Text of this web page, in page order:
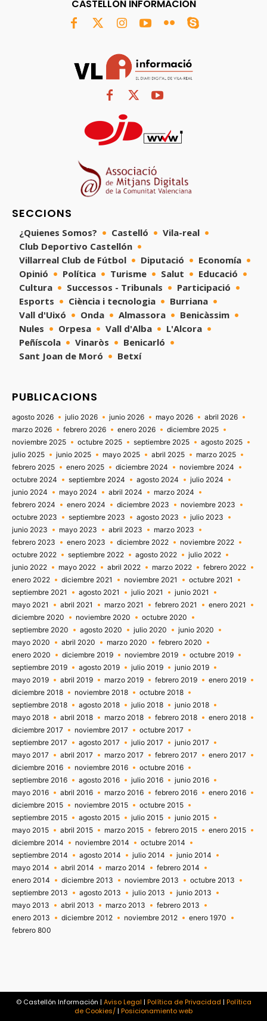
CASTELLÓN INFORMACIÓN
SECCIONS
¿Quienes Somos? Castelló
Vila-real
Club Deportivo Castellón
Villarreal Club de Fútbol
Diputació
Economía
Opinió
Política Turisme Salut
Educació
Cultura
Successos - Tribunals
Participació
Esports
Ciència i tecnologia
Burriana
Vall d'Uixó
Onda Almassora
Benicàssim
Nules
Orpesa Vall d'Alba
L'Alcora
Peñíscola
Vinaròs
Benicarló
Sant Joan de Moró
Betxí
PUBLICACIONS
agosto 2026 julio 2026 junio 2026 mayo 2026
abril 2026
marzo 2026
febrero 2026 enero 2026
diciembre 2025
noviembre 2025
octubre 2025 septiembre 2025
agosto 2025
julio 2025
junio 2025 mayo 2025 abril 2025
marzo 2025
febrero 2025
enero 2025 diciembre 2024
noviembre 2024
octubre 2024
septiembre 2024 agosto 2024
julio 2024
junio 2024
mayo 2024 abril 2024
marzo 2024
febrero 2024
enero 2024 diciembre 2023
noviembre 2023
octubre 2023
septiembre 2023 agosto 2023
julio 2023
junio 2023
mayo 2023 abril 2023
marzo 2023
febrero 2023
enero 2023 diciembre 2022
noviembre 2022
octubre 2022
septiembre 2022 agosto 2022
julio 2022
junio 2022
mayo 2022 abril 2022 marzo 2022
febrero 2022
enero 2022
diciembre 2021 noviembre 2021
octubre 2021
septiembre 2021
agosto 2021 julio 2021
junio 2021
mayo 2021
abril 2021 marzo 2021 febrero 2021
enero 2021
diciembre 2020
noviembre 2020
octubre 2020
septiembre 2020
agosto 2020 julio 2020
junio 2020
mayo 2020
abril 2020 marzo 2020
febrero 2020
enero 2020
diciembre 2019 noviembre 2019
octubre 2019
septiembre 2019
agosto 2019 julio 2019
junio 2019
mayo 2019
abril 2019 marzo 2019 febrero 2019
enero 2019
diciembre 2018
noviembre 2018
octubre 2018
septiembre 2018
agosto 2018 julio 2018
junio 2018
mayo 2018
abril 2018 marzo 2018 febrero 2018
enero 2018
diciembre 2017
noviembre 2017
octubre 2017
septiembre 2017
agosto 2017 julio 2017
junio 2017
mayo 2017
abril 2017 marzo 2017 febrero 2017
enero 2017
diciembre 2016
noviembre 2016
octubre 2016
septiembre 2016
agosto 2016 julio 2016
junio 2016
mayo 2016
abril 2016 marzo 2016 febrero 2016
enero 2016
diciembre 2015
noviembre 2015
octubre 2015
septiembre 2015
agosto 2015 julio 2015
junio 2015
mayo 2015
abril 2015 marzo 2015 febrero 2015
enero 2015
diciembre 2014
noviembre 2014
octubre 2014
septiembre 2014
agosto 2014 julio 2014
junio 2014
mayo 2014
abril 2014 marzo 2014
febrero 2014
enero 2014
diciembre 2013 noviembre 2013
octubre 2013
septiembre 2013
agosto 2013 julio 2013
junio 2013
mayo 2013
abril 2013 marzo 2013
febrero 2013
enero 2013
diciembre 2012 noviembre 2012
enero 1970
febrero 800
© Castellón Información | Aviso Legal | Política de Privacidad | Política
de Cookies/| Posicionamiento web